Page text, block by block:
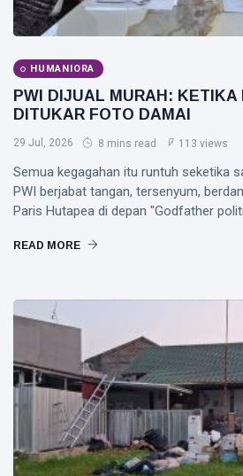
Meksiko
Laporan Keuangan
Kanada
Jepang
Blok Masela
Petronas
HUMANIORA
PWI DIJUAL MURAH: KETIKA
DITUKAR FOTO DAMAI
29 Jul, 2026 8 mins read 113 views
Semua kegagahan itu runtuh seketika
PWI berjabat tangan, tersenyum,
Paris Hutapea di depan "Godfather
READ MORE